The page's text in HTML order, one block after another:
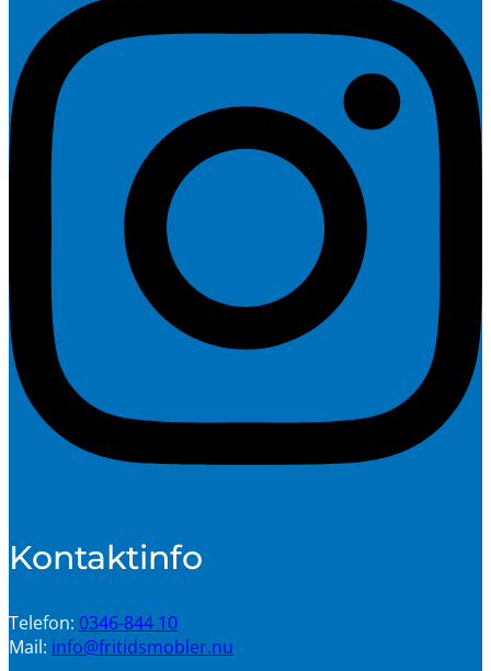
Kontaktinfo
Telefon: 0346-844 10
Mail: info@fritidsmobler.nu